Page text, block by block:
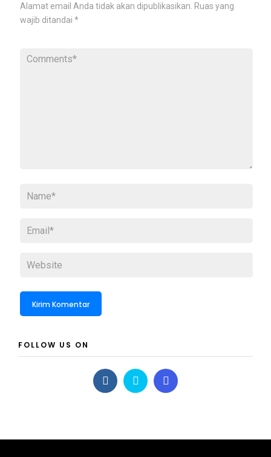
Alamat email Anda tidak akan dipublikasikan. Ruas yang
wajib ditandai *
FOLLOW US ON